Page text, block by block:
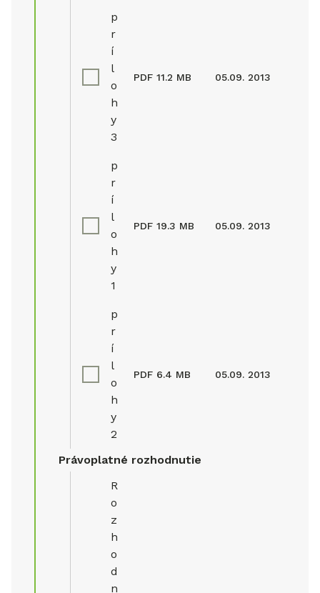
p
r
í
l
o
h
y
3
PDF 11.2 MB 05.09. 2013
p
r
í
l
o
h
y
1
PDF 19.3 MB 05.09. 2013
p
r
í
l
o
h
y
2
PDF 6.4 MB 05.09. 2013
Právoplatné rozhodnutie
R
o
z
h
o
d
n